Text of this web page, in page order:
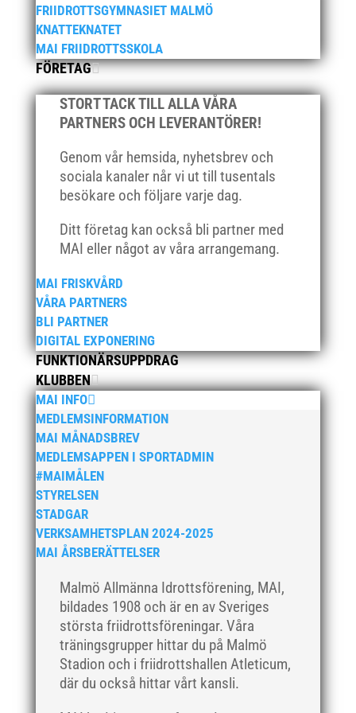
FRIIDROTTSGYMNASIET MALMÖ
KNATTEKNATET
MAI FRIIDROTTSSKOLA
FÖRETAG
STORT TACK TILL ALLA VÅRA
PARTNERS OCH LEVERANTÖRER!
Genom vår hemsida, nyhetsbrev och
sociala kanaler når vi ut till tusentals
besökare och följare varje dag.
Ditt företag kan också bli partner med
MAI eller något av våra arrangemang.
MAI FRISKVÅRD
VÅRA PARTNERS
BLI PARTNER
DIGITAL EXPONERING
FUNKTIONÄRSUPPDRAG
KLUBBEN
MAI INFO
MEDLEMSINFORMATION
MAI MÅNADSBREV
MEDLEMSAPPEN I SPORTADMIN
#MAIMÅLEN
STYRELSEN
STADGAR
VERKSAMHETSPLAN 2024-2025
MAI ÅRSBERÄTTELSER
Malmö Allmänna Idrottsförening, MAI,
bildades 1908 och är en av Sveriges
största friidrottsföreningar. Våra
träningsgrupper hittar du på Malmö
Stadion och i friidrottshallen Atleticum,
där du också hittar vårt kansli.
november 2025
oktober 2025
augusti 2025
juli 2025
april 2025
januari 2025
oktober 2024
augusti 2024
april 2024
mars 2024
februari 2024
januari 2024
december 2023
maj 2023
april 2023
januari 2023
november 2022
oktober 2022
september 2022
augusti 2022
april 2022
mars 2022
januari 2022
december 2021